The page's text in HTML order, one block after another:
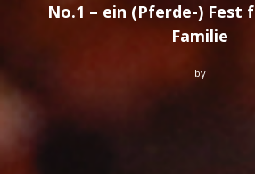
No.1 – ein (Pferde-) Fest
Familie
by